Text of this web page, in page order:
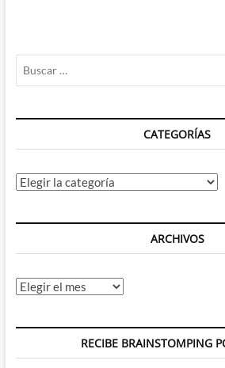
Last
CATEGORÍAS
Categorías
ARCHIVOS
Archivos
RECIBE BRAINSTOMPING